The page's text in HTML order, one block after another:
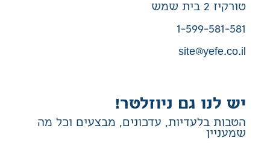
טורקיז 2 בית שמש
1-599-581-581
site@yefe.co.il
יש לנו גם ניוזלטר!
הטבות בלעדיות, עדכונים, מבצעים וכל מה
שמעניין